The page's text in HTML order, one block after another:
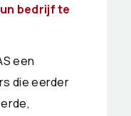
bedrijf te
een
die eerder